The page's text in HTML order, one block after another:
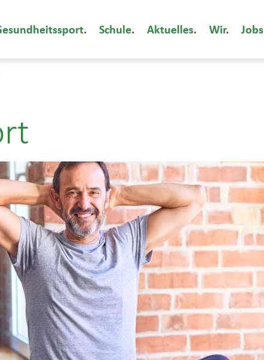
Schule Aktuelles Wir Jobs